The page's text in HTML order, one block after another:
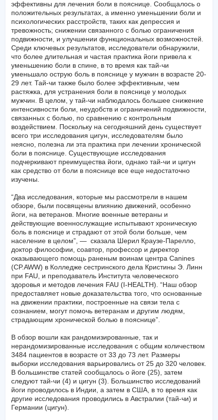
эффективны для лечения боли в пояснице. Сообщалось о
положительных результатах, а именно уменьшении боли и
психологических расстройств, таких как депрессия и
тревожность; снижении связанного с болью ограничения
подвижности, и улучшении функциональных возможностей.
Среди ключевых результатов, исследователи обнаружили,
что более длительная и частая практика йоги привела к
уменьшению боли в спине, в то время как тай-чи
уменьшало острую боль в пояснице у мужчин в возрасте 20-
29 лет. Тай-чи также было более эффективным, чем
растяжка, для устранения боли в пояснице у молодых
мужчин. В целом, у тай-чи наблюдалось большее снижение
интенсивности боли, неудобств и ограничений подвижности,
связанных с болью, по сравнению с контрольным
воздействием. Поскольку на сегодняшний день существует
всего три исследования цигун, исследователям было
неясно, полезна ли эта практика при лечении хронической
боли в пояснице. Существующие исследования
подчеркивают преимущества йоги, однако тай-чи и цигун
как средство от боли в пояснице все еще недостаточно
изучены.
“Два исследования, которые мы рассмотрели в нашем
обзоре, были посвящены влиянию движений, особенно
йоги, на ветеранов. Многие военные ветераны и
действующие военнослужащие испытывают хроническую
боль в пояснице и страдают от этой боли больше, чем
население в целом”, — сказала Шерил Краузе-Парелло,
доктор философии, соавтор, профессор и директор
оказывающего помощь раненым воинам центра Canines
(CP.AWW) в Колледже сестринского дела Кристины Э. Линн
при FAU, и преподаватель Института человеческого
здоровья и методов лечения FAU (I-HEALTH). “Наш обзор
предоставляет новые доказательства того, что основанные
на движении практики, построенные на связи тела с
сознанием, могут помочь ветеранам и другим людям,
страдающим хронической болью в пояснице”.
В обзор вошли как рандомизированные, так и
нерандомизированные исследования с общим количеством
3484 пациентов в возрасте от 33 до 73 лет. Размеры
выборки исследования варьировались от 25 до 320 человек.
В большинстве статей сообщалось о йоге (25), затем
следуют тай-чи (4) и цигун (3). Большинство исследований
йоги проводилось в Индии, а затем в США, в то время как
другие исследования проводились в Австралии (тай-чи) и
Германии (цигун).